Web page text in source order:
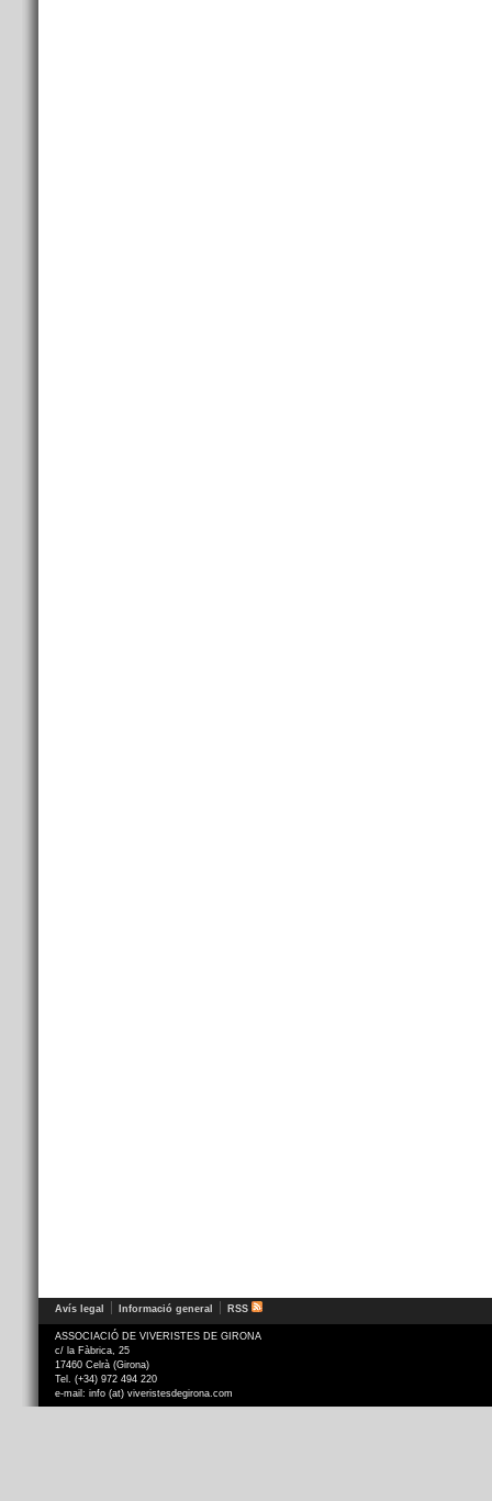
Avís legal Informació general RSS
ASSOCIACIÓ DE VIVERISTES DE GIRONA
c/ la Fàbrica, 25
17460 Celrà (Girona)
Tel. (+34) 972 494 220
e-mail: info (at) viveristesdegirona.com